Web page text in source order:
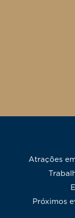
Atrações
Próximos